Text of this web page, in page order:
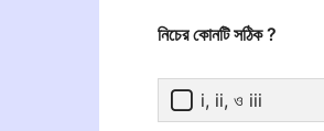
নিচের কোনটি সঠিক ?
i, ii, ও iii